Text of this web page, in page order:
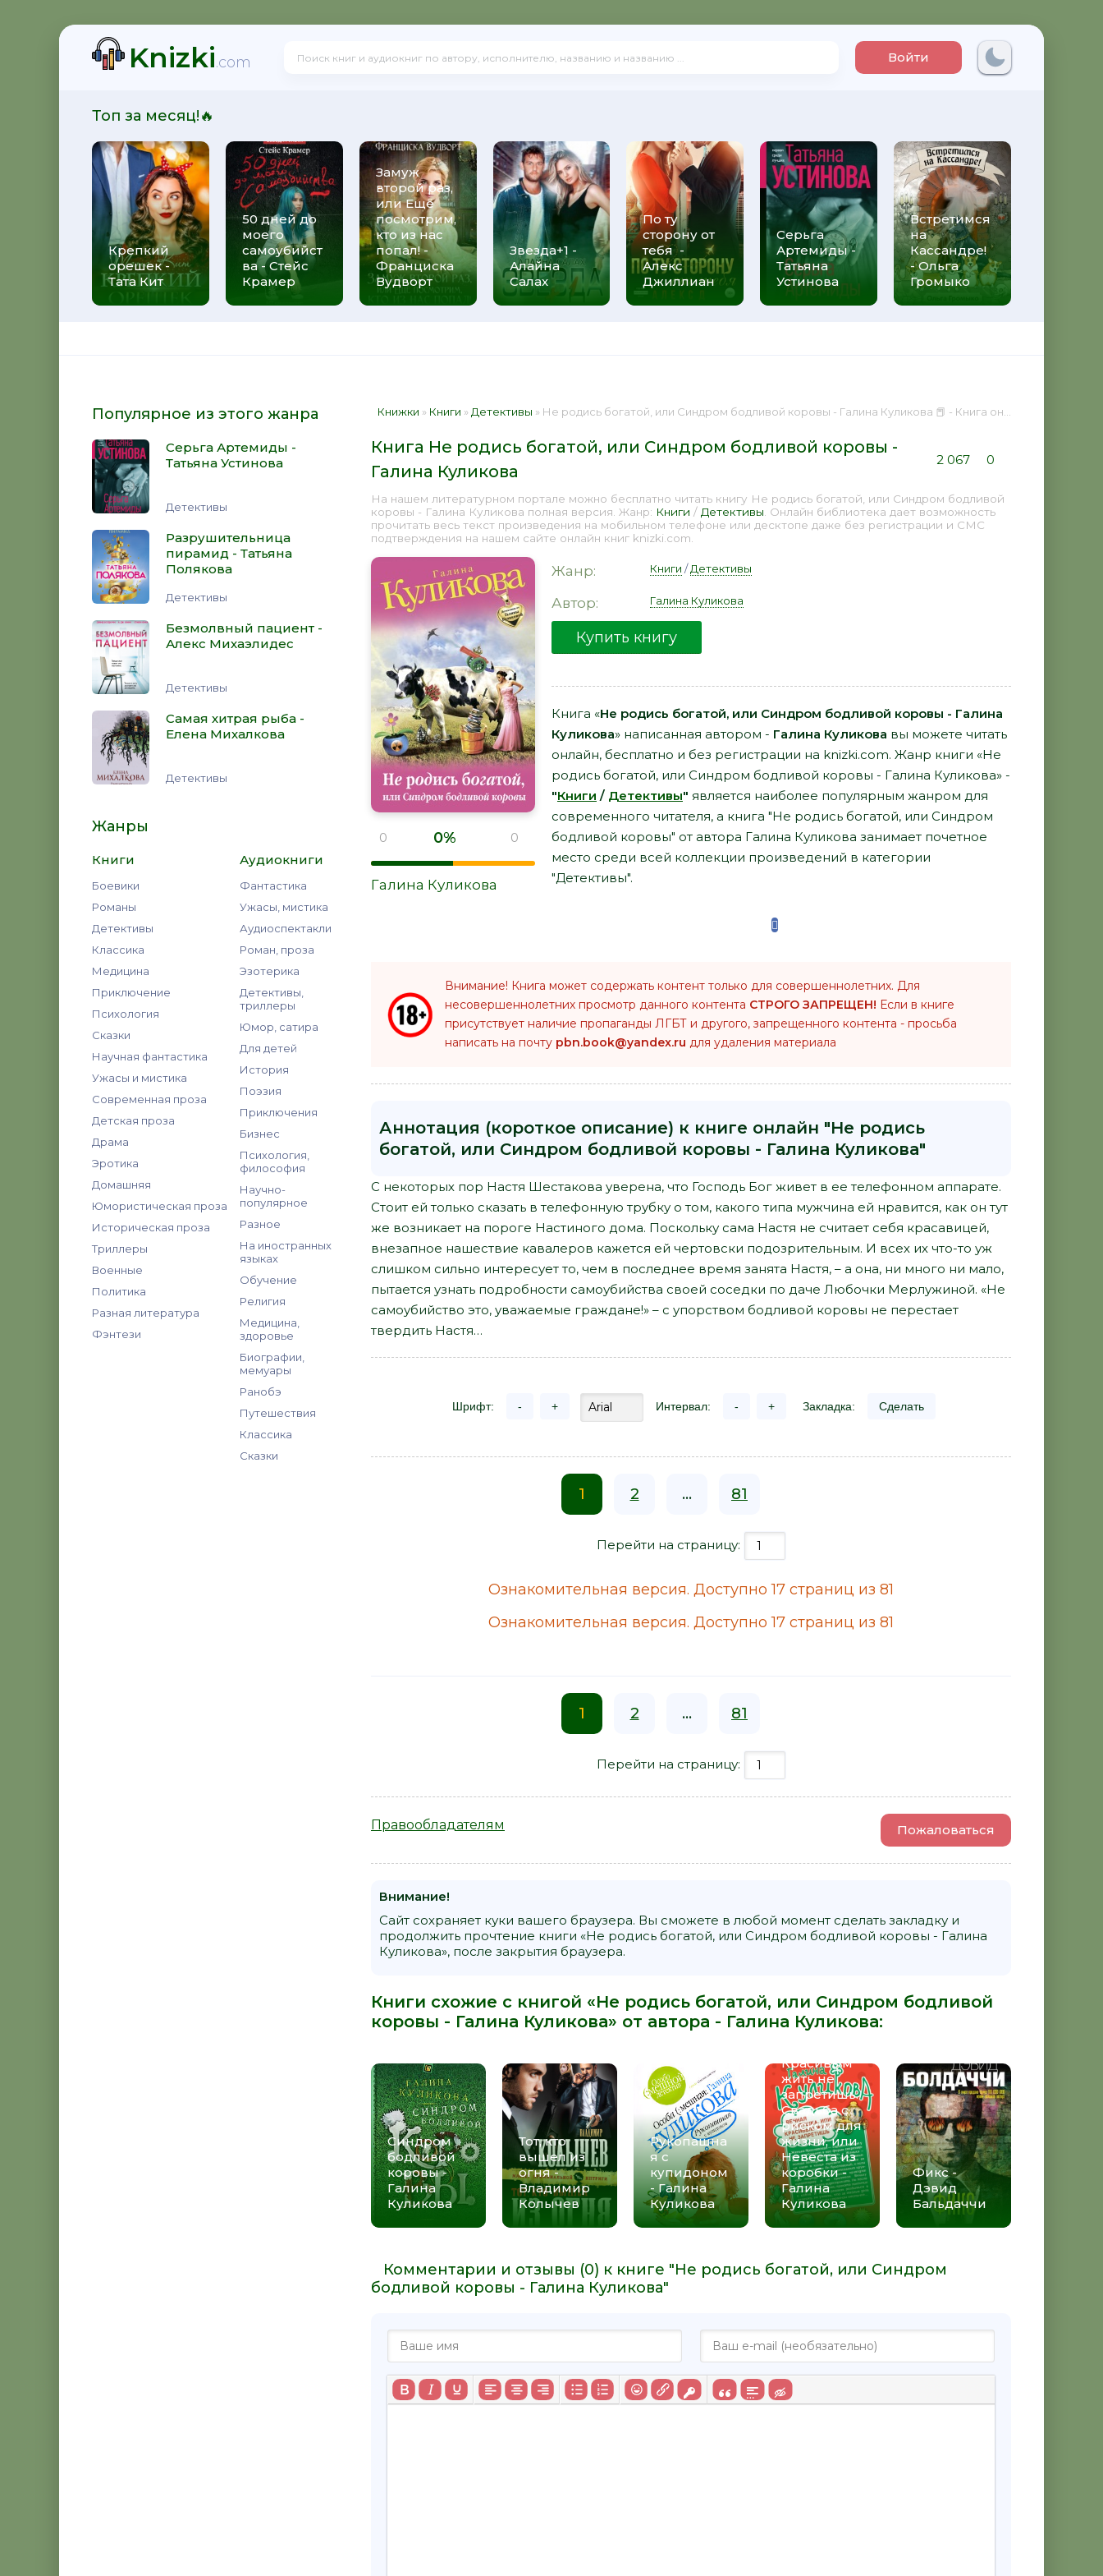
Knizki.com Войти
Топ за месяц!🔥
Крепкий
орешек -
Тата Кит
50 дней до
моего
самоубийст
ва - Стейс
Крамер
Замуж
второй раз,
или Ещё
посмотрим,
кто из нас
попал! -
Франциска
Вудворт
Звезда+1 -
Алайна
Салах
По ту
сторону от
тебя -
Алекс
Джиллиан
Серьга
Артемиды -
Татьяна
Устинова
Встретимся
на
Кассандре!
- Ольга
Громыко
Популярное из этого жанра
Серьга Артемиды -
Татьяна Устинова
Детективы
Разрушительница
пирамид - Татьяна
Полякова
Детективы
Безмолвный пациент -
Алекс Михаэлидес
Детективы
Самая хитрая рыба -
Елена Михалкова
Детективы
Жанры
Книги
Боевики
Романы
Детективы
Классика
Медицина
Приключение
Психология
Сказки
Научная фантастика
Ужасы и мистика
Современная проза
Детская проза
Драма
Эротика
Домашняя
Юмористическая проза
Историческая проза
Триллеры
Военные
Политика
Разная литература
Фэнтези
Аудиокниги
Фантастика
Ужасы, мистика
Аудиоспектакли
Роман, проза
Эзотерика
Детективы,
триллеры
Юмор, сатира
Для детей
История
Поэзия
Приключения
Бизнес
Психология,
философия
Научно-
популярное
Разное
На иностранных
языках
Обучение
Религия
Медицина,
здоровье
Биографии,
мемуары
Ранобэ
Путешествия
Классика
Сказки
Книжки » Книги » Детективы » Не родись богатой, или Синдром бодливой коровы - Галина Куликова 📕 - Книга онлайн бесплатно
Книга Не родись богатой, или Синдром бодливой коровы -
Галина Куликова
2 067 0
На нашем литературном портале можно бесплатно читать книгу Не родись богатой, или Синдром бодливой
коровы - Галина Куликова полная версия. Жанр: Книги / Детективы . Онлайн библиотека дает возможность
прочитать весь текст произведения на мобильном телефоне или десктопе даже без регистрации и СМС
подтверждения на нашем сайте онлайн книг knizki.com.
0 0% 0
Галина Куликова
Жанр: Книги /Детективы
Автор: Галина Куликова
Купить книгу
Книга «Не родись богатой, или Синдром бодливой коровы - Галина
Куликова» написанная автором - Галина Куликова вы можете читать
онлайн, бесплатно и без регистрации на knizki.com. Жанр книги «Не
родись богатой, или Синдром бодливой коровы - Галина Куликова» -
"Книги / Детективы" является наиболее популярным жанром для
современного читателя, а книга "Не родись богатой, или Синдром
бодливой коровы" от автора Галина Куликова занимает почетное
место среди всей коллекции произведений в категории
"Детективы".
Внимание! Книга может содержать контент только для совершеннолетних. Для
несовершеннолетних просмотр данного контента СТРОГО ЗАПРЕЩЕН! Если в книге
присутствует наличие пропаганды ЛГБТ и другого, запрещенного контента - просьба
написать на почту pbn.book@yandex.ru для удаления материала
Аннотация (короткое описание) к книге онлайн "Не родись
богатой, или Синдром бодливой коровы - Галина Куликова"
С некоторых пор Настя Шестакова уверена, что Господь Бог живет в ее телефонном аппарате.
Стоит ей только сказать в телефонную трубку о том, какого типа мужчина ей нравится, как он тут
же возникает на пороге Настиного дома. Поскольку сама Настя не считает себя красавицей,
внезапное нашествие кавалеров кажется ей чертовски подозрительным. И всех их что-то уж
слишком сильно интересует то, чем в последнее время занята Настя, – а она, ни много ни мало,
пытается узнать подробности самоубийства своей соседки по даче Любочки Мерлужиной. «Не
самоубийство это, уважаемые граждане!» – с упорством бодливой коровы не перестает
твердить Настя…
Шрифт: - + Интервал: - + Закладка: Сделать
1 2 ... 81
Перейти на страницу:
Ознакомительная версия. Доступно 17 страниц из 81
Ознакомительная версия. Доступно 17 страниц из 81
1 2 ... 81
Перейти на страницу:
Правообладателям Пожаловаться
Внимание!
Сайт сохраняет куки вашего браузера. Вы сможете в любой момент сделать закладку и
продолжить прочтение книги «Не родись богатой, или Синдром бодливой коровы - Галина
Куликова», после закрытия браузера.
Книги схожие с книгой «Не родись богатой, или Синдром бодливой
коровы - Галина Куликова» от автора - Галина Куликова:
Синдром
бодливой
коровы -
Галина
Куликова
Тот, кто
вышел из
огня -
Владимир
Колычев
Рукопашна
я с
купидоном
- Галина
Куликова
Вечная
Золушка,
Красивым
жить не
запретишь.
Свадьба с
риском для
жизни, или
Невеста из
коробки -
Галина
Куликова
Фикс -
Дэвид
Бальдаччи
Комментарии и отзывы (0) к книге "Не родись богатой, или Синдром
бодливой коровы - Галина Куликова"
- Татьяна Полякова
Михаэлидес